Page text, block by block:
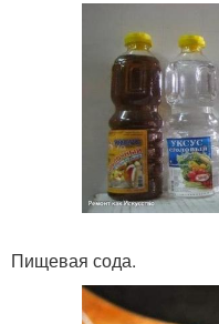
Пищевая сода.